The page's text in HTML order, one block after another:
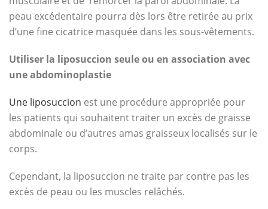
peau excédentaire pourra dès lors être retirée au prix
d’une fine cicatrice masquée dans les sous-vêtements.
Utiliser la liposuccion seule ou en association avec
une abdominoplastie
Une liposuccion est une procédure appropriée pour
les patients qui souhaitent traiter un excès de graisse
abdominale ou d’autres amas graisseux localisés sur le
corps.
Cependant, la liposuccion ne traite par contre pas les
excès de peau ou les muscles relâchés.